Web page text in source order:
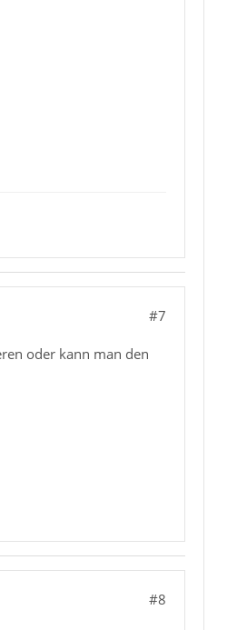
#7
oder kann man den
#8